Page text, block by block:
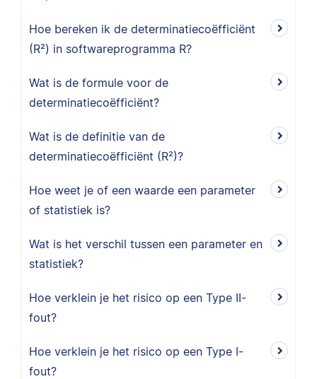
Hoe bereken ik de determinatiecoëfficiënt
(R²) in softwareprogramma R?
Wat is de formule voor de
determinatiecoëfficiënt?
Wat is de definitie van de
determinatiecoëfficiënt (R²)?
Hoe weet je of een waarde een parameter
of statistiek is?
Wat is het verschil tussen een parameter en
statistiek?
Hoe verklein je het risico op een Type II-
fout?
Hoe verklein je het risico op een Type I-
fout?